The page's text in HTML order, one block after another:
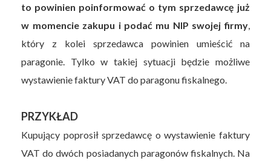
to powinien poinformować o tym sprzedawcę już
w momencie zakupu i podać mu NIP swojej firmy,
który z kolei sprzedawca powinien umieścić na
paragonie. Tylko w takiej sytuacji będzie możliwe
wystawienie faktury VAT do paragonu fiskalnego.
PRZYKŁAD
Kupujący poprosił sprzedawcę o wystawienie faktury
VAT do dwóch posiadanych paragonów fiskalnych. Na